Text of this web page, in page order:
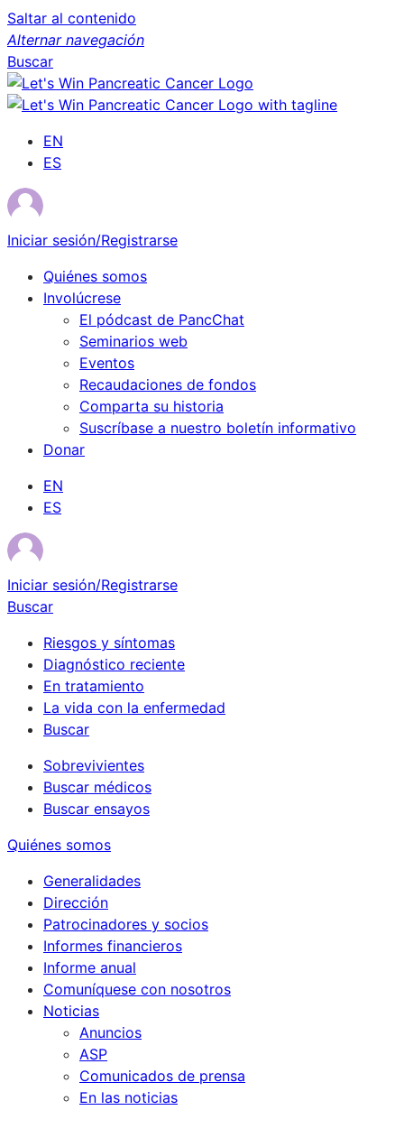
Saltar al contenido
Alternar navegación
Buscar
EN
ES
Iniciar sesión/Registrarse
Quiénes somos
Involúcrese
El pódcast de PancChat
Seminarios web
Eventos
Recaudaciones de fondos
Comparta su historia
Suscríbase a nuestro boletín informativo
Donar
EN
ES
Iniciar sesión/Registrarse
Buscar
Riesgos y síntomas
Diagnóstico reciente
En tratamiento
La vida con la enfermedad
Buscar
Sobrevivientes
Buscar médicos
Buscar ensayos
Quiénes somos
Generalidades
Dirección
Patrocinadores y socios
Informes financieros
Informe anual
Comuníquese con nosotros
Noticias
Anuncios
ASP
Comunicados de prensa
En las noticias